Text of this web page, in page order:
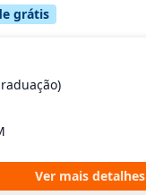
grátis
Ver mais detalhes